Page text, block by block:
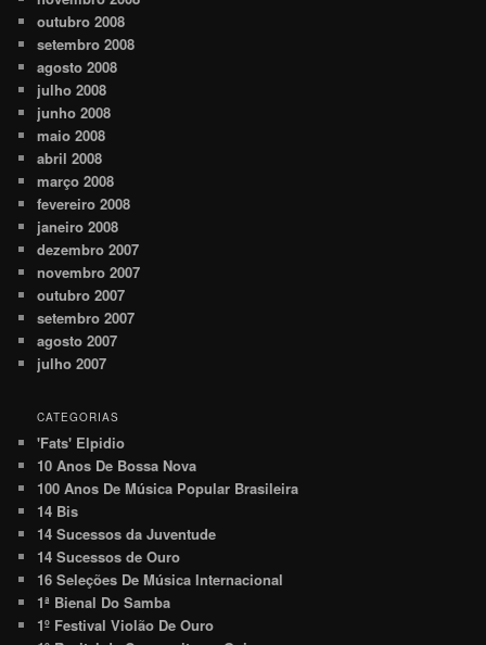
outubro 2008
setembro 2008
agosto 2008
julho 2008
junho 2008
maio 2008
abril 2008
março 2008
fevereiro 2008
janeiro 2008
dezembro 2007
novembro 2007
outubro 2007
setembro 2007
agosto 2007
julho 2007
CATEGORIAS
'Fats' Elpidio
10 Anos De Bossa Nova
100 Anos De Música Popular Brasileira
14 Bis
14 Sucessos da Juventude
14 Sucessos de Ouro
16 Seleções De Música Internacional
1ª Bienal Do Samba
1º Festival Violão De Ouro